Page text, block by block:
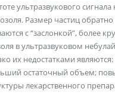
ультразвукового
Размер частиц
с “заслонкой”, более
в ультразвуковом
их недостатками являются:
остаточный объем;
лекарственного